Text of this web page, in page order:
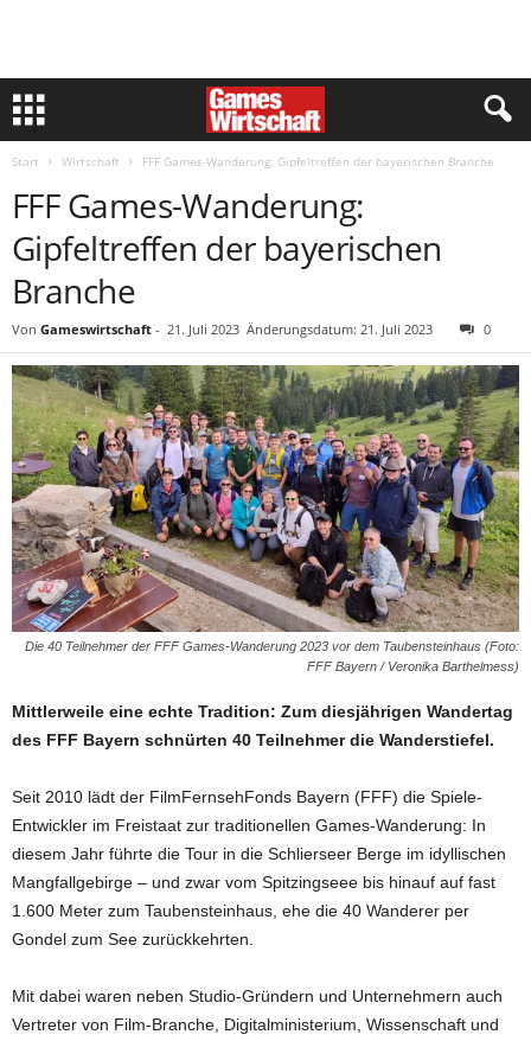
Start Wirtschaft FFF Games-Wanderung: Gipfeltreffen der bayerischen Branche
FFF Games-Wanderung:
Gipfeltreffen der bayerischen
Branche
Von Gameswirtschaft - 21. Juli 2023 Änderungsdatum: 21. Juli 2023 0
Die 40 Teilnehmer der FFF Games-Wanderung 2023 vor dem Taubensteinhaus (Foto:
FFF Bayern / Veronika Barthelmess)
Mittlerweile eine echte Tradition: Zum diesjährigen Wandertag
des FFF Bayern schnürten 40 Teilnehmer die Wanderstiefel.
Seit 2010 lädt der FilmFernsehFonds Bayern (FFF) die Spiele-
Entwickler im Freistaat zur traditionellen Games-Wanderung: In
diesem Jahr führte die Tour in die Schlierseer Berge im idyllischen
Mangfallgebirge – und zwar vom Spitzingseee bis hinauf auf fast
1.600 Meter zum Taubensteinhaus, ehe die 40 Wanderer per
Gondel zum See zurückkehrten.
Mit dabei waren neben Studio-Gründern und Unternehmern auch
Vertreter von Film-Branche, Digitalministerium, Wissenschaft und